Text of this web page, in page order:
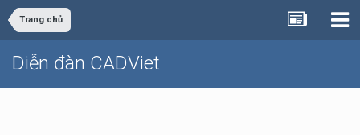
Trang chủ
Diễn đàn CADViet